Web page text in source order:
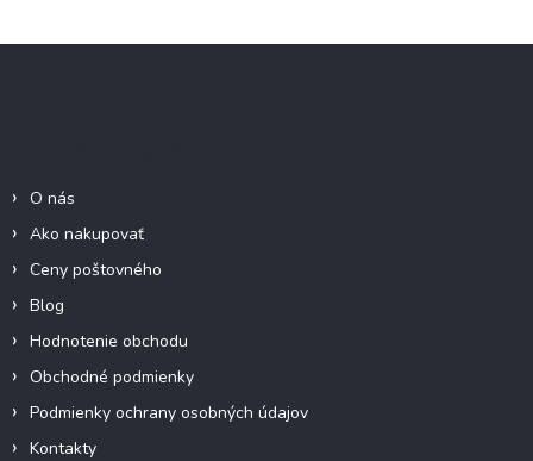
O nás
Ako nakupovať
Ceny poštovného
Blog
Hodnotenie obchodu
Obchodné podmienky
Podmienky ochrany osobných údajov
Kontakty